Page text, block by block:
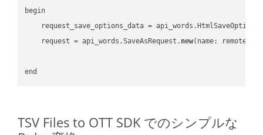
begin
request_save_options_data =
    request = api_words.SaveAsRequest.
new(name:
TSV Files to OTT SDK でのシンプルな